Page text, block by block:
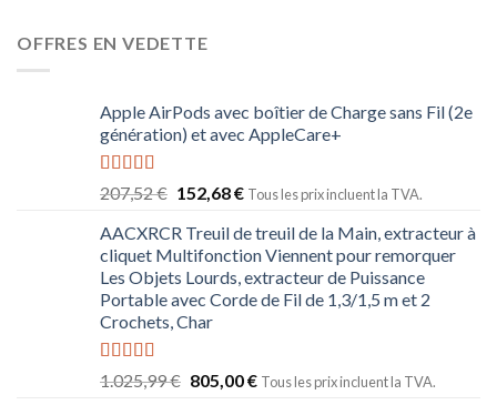
OFFRES EN VEDETTE
Apple AirPods avec boîtier de Charge sans Fil (2e
génération) et avec AppleCare+
Note5.00
sur 5
207,52€ 152,68€ Tous les prix incluent la TVA.
AACXRCR Treuil de treuil de la Main, extracteur à
cliquet Multifonction Viennent pour remorquer
Les Objets Lourds, extracteur de Puissance
Portable avec Corde de Fil de 1,3/1,5 m et 2
Crochets, Char
Note5.00
1.025,99€ 805,00€ Tous les prix incluent la TVA.